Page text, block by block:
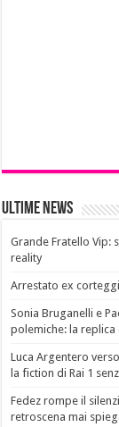
Ultime News
Grande Fratello Vip:
reality
Arrestato ex
Sonia Bruganelli e
polemiche: la
Luca Argentero
la fiction di Rai 1
Fedez rompe il
retroscena mai